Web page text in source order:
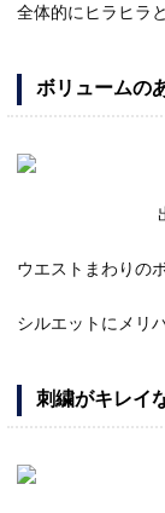
全体的にヒラヒラ
ボリュームの
ウエストまわりの
シルエットにメリ
刺繍がキレイ